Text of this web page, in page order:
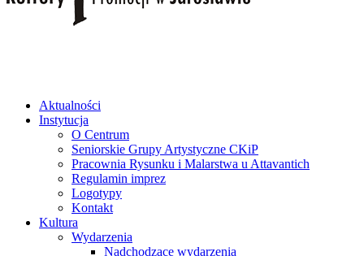
Aktualności
Instytucja
O Centrum
Seniorskie Grupy Artystyczne CKiP
Pracownia Rysunku i Malarstwa u Attavantich
Regulamin imprez
Logotypy
Kontakt
Kultura
Wydarzenia
Nadchodzące wydarzenia